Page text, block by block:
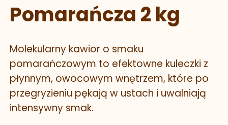
Pomarańcza 2 kg
Molekularny kawior o smaku
pomarańczowym to efektowne kuleczki z
płynnym, owocowym wnętrzem, które po
przegryzieniu pękają w ustach i uwalniają
intensywny smak.